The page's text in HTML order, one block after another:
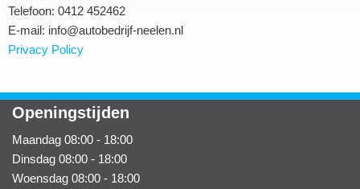
Telefoon: 0412 452462
E-mail: info@autobedrijf-neelen.nl
Privacy Policy
Openingstijden
Maandag 08:00 - 18:00
Dinsdag 08:00 - 18:00
Woensdag 08:00 - 18:00